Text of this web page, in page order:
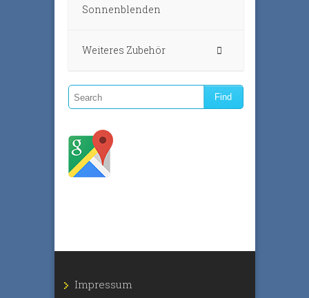
Sonnenblenden
Weiteres Zubehör
Impressum